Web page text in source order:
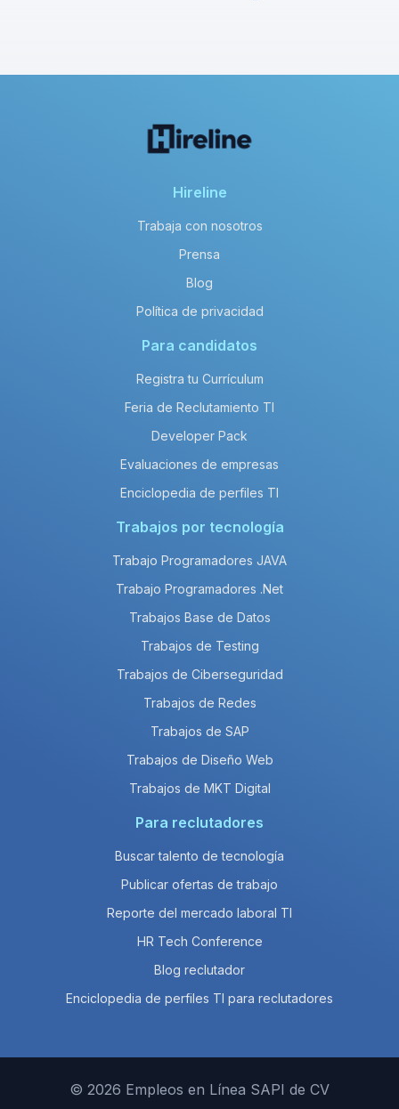
Hireline
Trabaja con nosotros
Prensa
Blog
Política de privacidad
Para candidatos
Registra tu Currículum
Feria de Reclutamiento TI
Developer Pack
Evaluaciones de empresas
Enciclopedia de perfiles TI
Trabajos por tecnología
Trabajo Programadores JAVA
Trabajo Programadores .Net
Trabajos Base de Datos
Trabajos de Testing
Trabajos de Ciberseguridad
Trabajos de Redes
Trabajos de SAP
Trabajos de Diseño Web
Trabajos de MKT Digital
Para reclutadores
Buscar talento de tecnología
Publicar ofertas de trabajo
Reporte del mercado laboral TI
HR Tech Conference
Blog reclutador
Enciclopedia de perfiles TI para reclutadores
© 2026 Empleos en Línea SAPI de CV